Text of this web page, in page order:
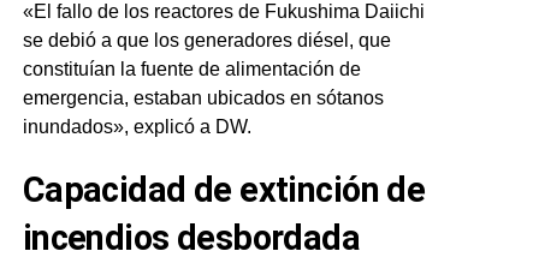
«El fallo de los reactores de Fukushima Daiichi
se debió a que los generadores diésel, que
constituían la fuente de alimentación de
emergencia, estaban ubicados en sótanos
inundados», explicó a DW.
Capacidad de extinción de
incendios desbordada